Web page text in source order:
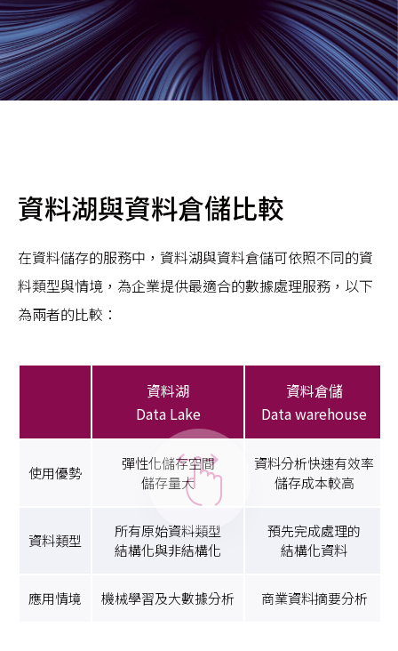
資料湖與資料倉儲比較
在資料儲存的服務中，資料湖與資料倉儲可依照不同的資
料類型與情境，為企業提供最適合的數據處理服務，以下
為兩者的比較：
資料湖
Data Lake
資料倉儲
Data warehouse
使用優勢
彈性化儲存空間
儲存量大
資料分析快速有效率
儲存成本較高
資料類型
所有原始資料類型
結構化與非結構化
預先完成處理的
結構化資料
應用情境 機械學習及大數據分析 商業資料摘要分析